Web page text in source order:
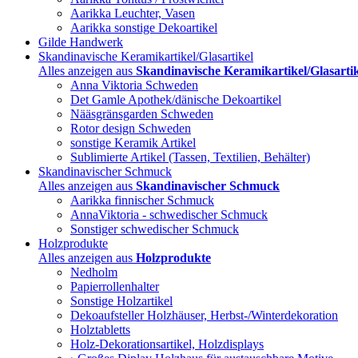
Aarikka Leuchter, Vasen
Aarikka sonstige Dekoartikel
Gilde Handwerk
Skandinavische Keramikartikel/Glasartikel
Alles anzeigen aus Skandinavische Keramikartikel/
Anna Viktoria Schweden
Det Gamle Apothek/dänische Dekoartikel
Nääsgränsgarden Schweden
Rotor design Schweden
sonstige Keramik Artikel
Sublimierte Artikel (Tassen, Textilien, Behälter)
Skandinavischer Schmuck
Alles anzeigen aus Skandinavischer Schmuck
Aarikka finnischer Schmuck
AnnaViktoria - schwedischer Schmuck
Sonstiger schwedischer Schmuck
Holzprodukte
Alles anzeigen aus Holzprodukte
Nedholm
Papierrollenhalter
Sonstige Holzartikel
Dekoaufsteller Holzhäuser, Herbst-/Winterdekoration
Holztabletts
Holz-Dekorationsartikel, Holzdisplays